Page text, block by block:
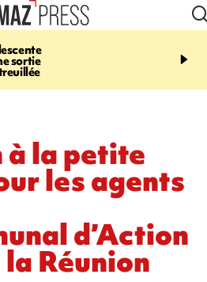
sortie
20:44
rouée de coups,
la petite
les agents
d’Action
Réunion